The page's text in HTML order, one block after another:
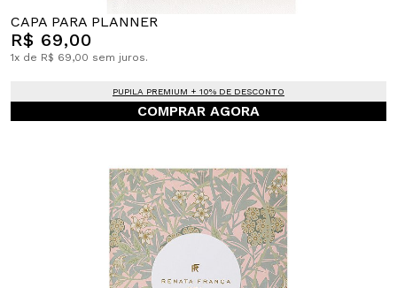
CAPA PARA PLANNER
R$ 69,00
1x de R$ 69,00 sem juros.
PUPILA PREMIUM + 10% DE DESCONTO
COMPRAR AGORA